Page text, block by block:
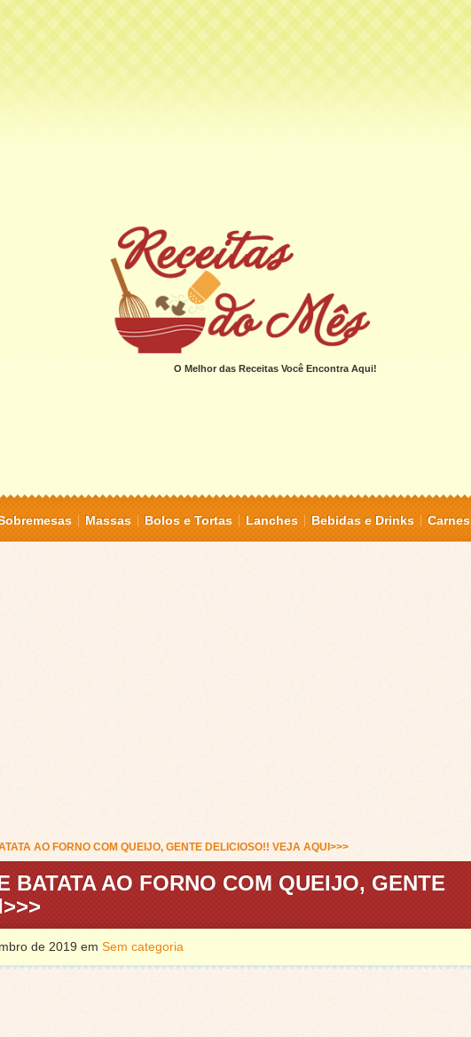
O Melhor das Receitas Você Encontra Aqui!
Massas Bolos e Tortas Lanches Bebidas e Drinks Carnes
AO FORNO COM QUEIJO, GENTE DELICIOSO!! VEJA AQUI>>>
BATATA AO FORNO COM QUEIJO, GENTE
de 2019 em Sem categoria